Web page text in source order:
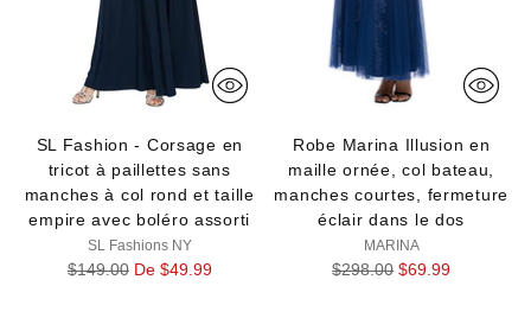
SL Fashion - Corsage en
tricot à paillettes sans
manches à col rond et taille
empire avec boléro assorti
SL Fashions NY
Prix
$149.00 De $49.99
Robe Marina Illusion en
maille ornée, col bateau,
manches courtes, fermeture
éclair dans le dos
MARINA
Prix
$298.00 $69.99